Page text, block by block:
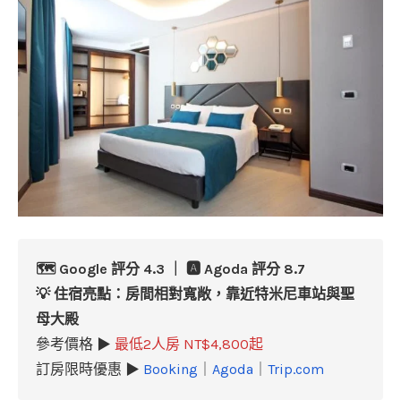
🗺️ Google 評分 4.3 ｜ 🅰️ Agoda 評分 8.7
💡 住宿亮點：房間相對寬敞，靠近特米尼車站與聖
母大殿
參考價格 ▶ 最低2人房 NT$4,800起
訂房限時優惠 ▶ Booking Agoda Trip.com